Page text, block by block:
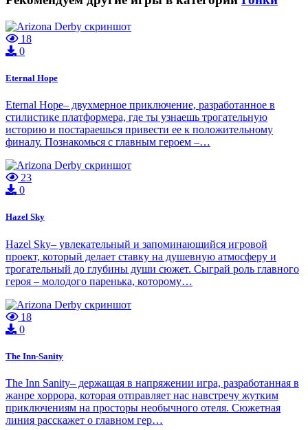
18
0
Eternal Hope
Eternal Hope– двухмерное приключение, разработанное в
стилистике платформера, где ты узнаешь трогательную
историю и постараешься привести ее к положительному
финалу. Познакомься с главным героем –…
23
0
Hazel Sky
Hazel Sky– увлекательный и запоминающийся игровой
проект, который делает ставку на душевную атмосферу и
трогательный до глубины души сюжет. Сыграй роль главного
героя – молодого паренька, которому…
18
0
The Inn-Sanity
The Inn Sanity– держащая в напряжении игра, разработанная в
жанре хоррора, которая отправляет нас навстречу жутким
приключениям на просторы необычного отеля. Сюжетная
линия расскажет о главном гер…